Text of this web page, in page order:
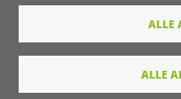
ALLE
ALLE
Ihre Daten werden von
verarbeitet und
Datenschutzerklärung.